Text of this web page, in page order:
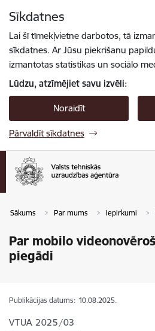
Sīkdatnes
Lai šī tīmekļvietne darbotos, tā
sīkdatnes. Ar Jūsu piekrišanu
izmantotas statistikas un sociālo
Lūdzu, atzīmējiet savu izvēli:
Noraidīt
Pārvaldīt sīkdatnes
Sākums Par mums Iepirkumi
Par mobilo
piegādi
Publikācijas datums: 10.08.2025.
VTUA 2025/03